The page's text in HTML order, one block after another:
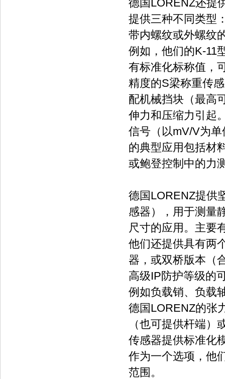
德国LORENZ还提
提供三种不同类型
带内螺纹或外螺纹
例如，他们的K-11
有标准化标称值，
精度的S梁称重传
配机械挡块（最高
伸力和压缩力引起
信号（以mV/V为
的典型应用包括材
或鲍登控制中的力
德国LORENZ提供
感器），用于测量
尺寸的应用。主要
他们还提供具有两
器，或双桥版本（
高级IP防护等级的
例如负载销、负载
德国LORENZ的张
（也可提供杆端）
传感器提供标准化
作为一个选项，他
范围。